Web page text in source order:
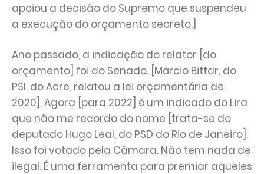
apoiou a decisão do Supremo que suspendeu
a execução do orçamento secreto.]
Ano passado, a indicação do relator [do
orçamento] foi do Senado. [Márcio Bittar, do
PSL do Acre, relatou a lei orçamentária de
2020]. Agora [para 2022] é um indicado do Lira
que não me recordo do nome [trata-se do
deputado Hugo Leal, do PSD do Rio de Janeiro].
Isso foi votado pela Câmara. Não tem nada de
ilegal. É uma ferramenta para premiar aqueles